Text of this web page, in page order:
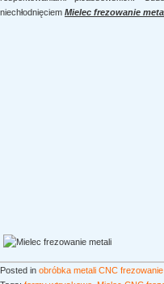
niechłodnięciem Mielec frezowanie
Posted in obróbka metali CNC